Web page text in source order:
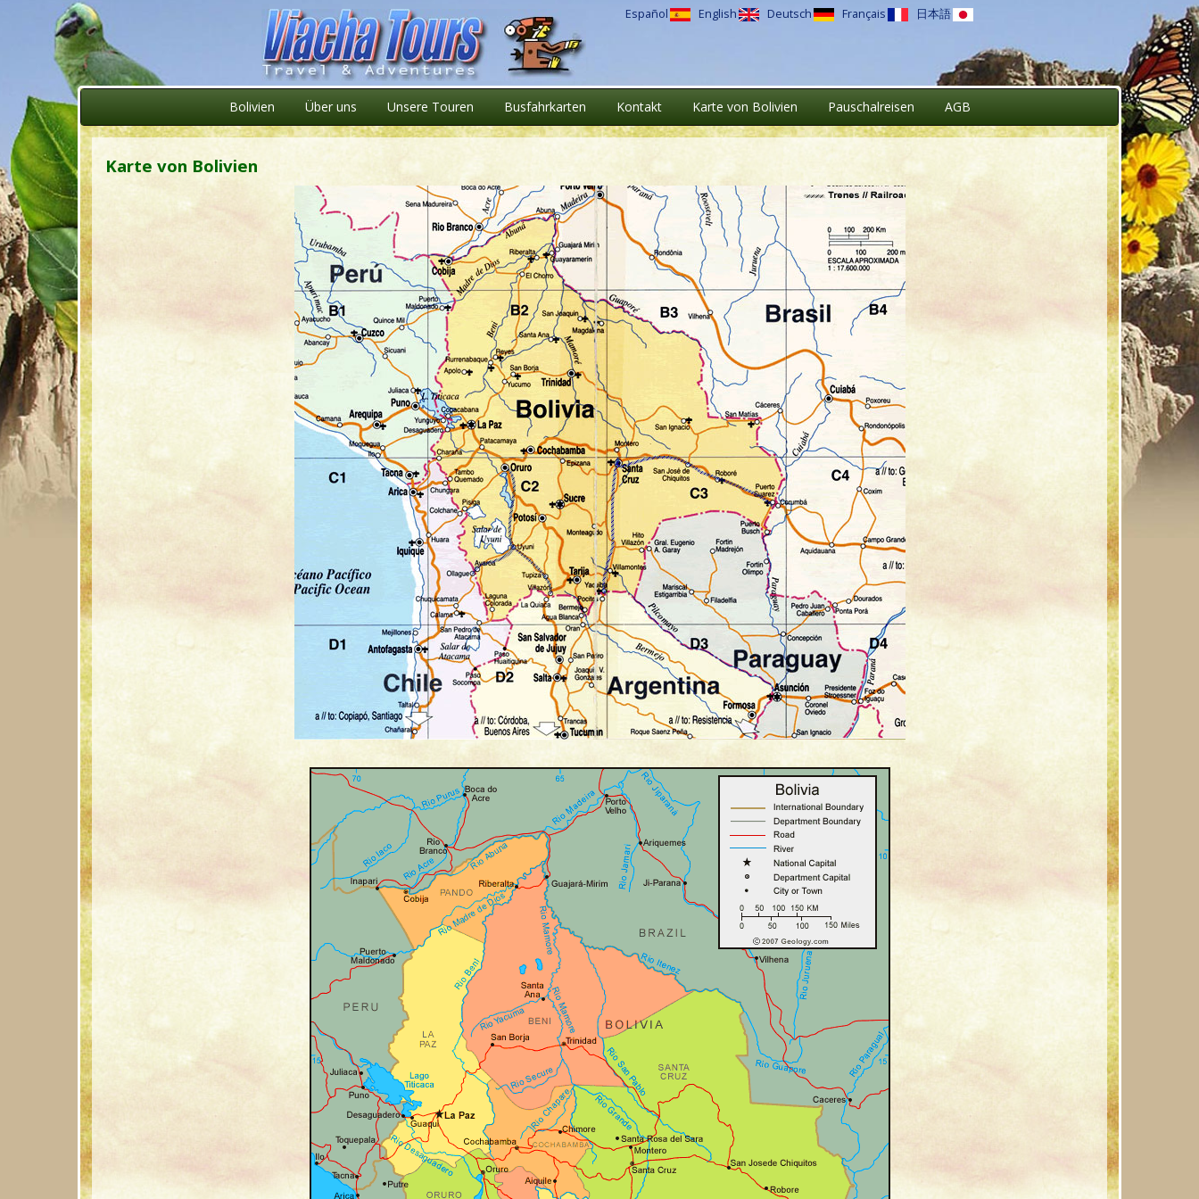
Español English Deutsch Français 日本語
Bolivien Über uns Unsere Touren Busfahrkarten Kontakt Karte von Bolivien Pauschalreisen AGB
Karte von Bolivien